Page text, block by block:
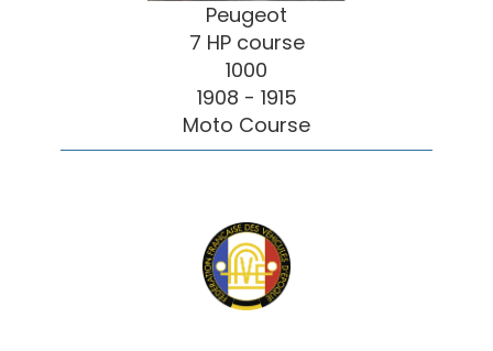
Peugeot
7 HP course
1000
1908 - 1915
Moto Course